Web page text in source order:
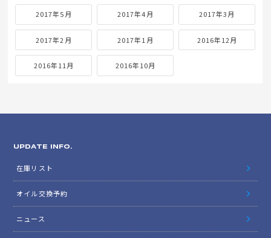
2017年5月 2017年4月 2017年3月
2017年2月 2017年1月 2016年12月
2016年11月 2016年10月
UPDATE INFO.
在庫リスト
オイル交換予約
ニュース